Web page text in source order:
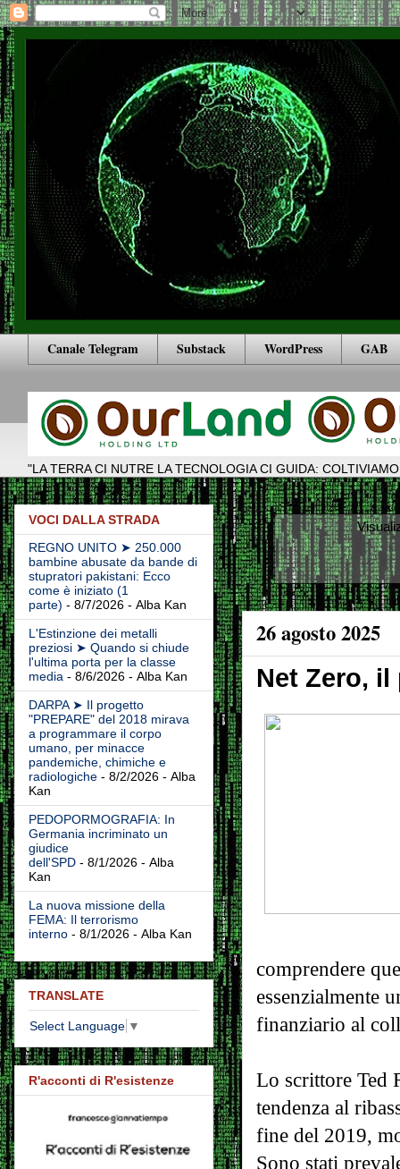
Canale Telegram Substack WordPress GAB
"LA TERRA CI NUTRE LA TECNOLOGIA CI GUIDA:
26 agosto 2025
Net Zero,
comprendere
essenzialmente
finanziario al
Lo scrittore Ted
tendenza al
fine del 2019,
Sono stati
VOCI DALLA STRADA
REGNO UNITO ➤ 250.000
bambine abusate da bande di
stupratori pakistani: Ecco
come è iniziato (1
parte) - 8/7/2026 - Alba Kan
L'Estinzione dei metalli
preziosi ➤ Quando si chiude
l'ultima porta per la classe
media - 8/6/2026 - Alba Kan
DARPA ➤ Il progetto
"PREPARE" del 2018 mirava
a programmare il corpo
umano, per minacce
pandemiche, chimiche e
radiologiche - 8/2/2026 - Alba
Kan
PEDOPORMOGRAFIA: In
Germania incriminato un
giudice
dell'SPD - 8/1/2026 - Alba
Kan
La nuova missione della
FEMA: Il terrorismo
interno - 8/1/2026 - Alba Kan
TRANSLATE
Select Language ▼
R'acconti di R'esistenze